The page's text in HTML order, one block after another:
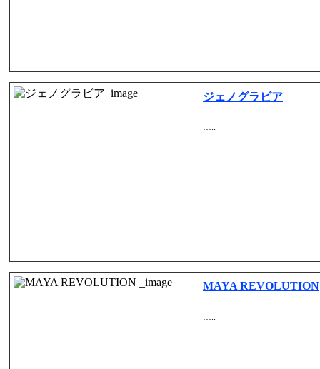
ジェノグラビア
…..
MAYA REVOLUTION
…..